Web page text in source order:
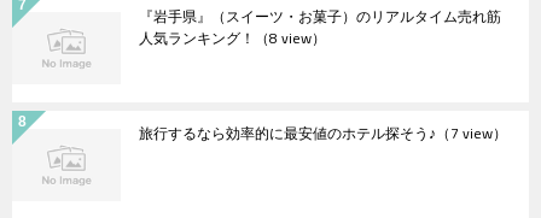
『岩手県』（スイーツ・お菓子）のリアルタイム売れ筋
人気ランキング！ （8 view）
旅行するなら効率的に最安値のホテル探そう♪ （7 view）